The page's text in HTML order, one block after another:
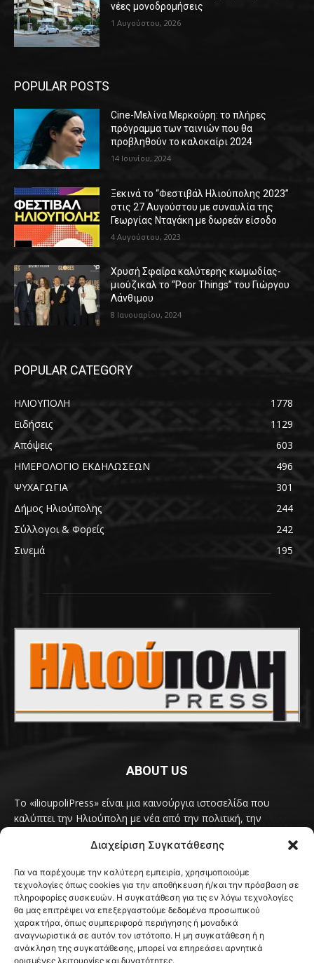
Διαχείριση Συγκατάθεσης
Για να παρέχουμε την καλύτερη εμπειρία, χρησιμοποιούμε
τεχνολογίες όπως cookies για την αποθήκευση ή/και την πρόσβαση σε
πληροφορίες συσκευών. Η συγκατάθεση για τις εν λόγω τεχνολογίες
θα μας επιτρέψει να επεξεργαστούμε δεδομένα προσωπικού
χαρακτήρα, όπως συμπεριφορά περιήγησης ή μοναδικά
αναγνωριστικά σε αυτόν τον ιστότοπο. Η μη συγκατάθεση ή η
ανάκληση της συγκατάθεσης, μπορεί να επηρεάσει αρνητικά
ορισμένες λειτουργίες και δυνατότητες.
νέες μονοδρομήσεις
1 Αυγούστου, 2026
POPULAR POSTS
Cine-Μελίνα Μερκούρη: το πλήρες
πρόγραμμα των ταινιών που θα
προβληθούν το καλοκαίρι 2024
14 Ιουνίου, 2024
Ξεκινά το “Φεστιβάλ Ηλιούπολης 2023”
στις 27 Αυγούστου με συναυλία της
Γεωργίας Νταγάκη με δωρεάν είσοδο
4 Αυγούστου, 2023
Χρυσή Σφαίρα καλύτερης κωμωδίας-
μιούζικαλ το “Poor Things” του Γιώργου
Λάνθιμου
8 Ιανουαρίου, 2024
POPULAR CATEGORY
ΗΛΙΟΥΠΟΛΗ
1778
Ειδήσεις
1129
Απόψεις
603
ΗΜΕΡΟΛΟΓΙΟ ΕΚΔΗΛΩΣΕΩΝ
496
ΨΥΧΑΓΩΓΙΑ
301
Δήμος Ηλιούπολης
244
Σύλλογοι & Φορείς
242
Σινεμά
195
ABOUT US
Το «ilioupoliPress» είναι μια καινούργια ιστοσελίδα που
καλύπτει την Ηλιούπολη με νέα από την πολιτική, την
Ηλιούπολης, των δημοτικών παρατάξεων και των
κάτι να πουν.Διαβάστε εδώ
Επικοινωνήστε μαζί μας στοilioupolipress1@yahoo.com
FOLLOW US